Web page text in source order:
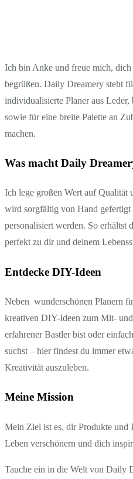
Ich bin Anke und freue mich, dich
begrüßen. Daily Dreamery steht
individualisierte Planer aus Leder,
sowie für eine breite Palette an
machen.
Was macht Daily
Ich lege großen Wert auf Qualität
wird sorgfältig von Hand gefertigt
personalisiert werden. So erhältst
perfekt zu dir und deinem
Entdecke DIY-Ideen
Neben wunderschönen Planern
kreativen DIY-Ideen zum Mit-
erfahrener Bastler bist oder
suchst – hier findest du immer
Kreativität auszuleben.
Meine Mission
Mein Ziel ist es, dir Produkte und
Leben verschönern und dich
Tauche ein in die Welt von Daily